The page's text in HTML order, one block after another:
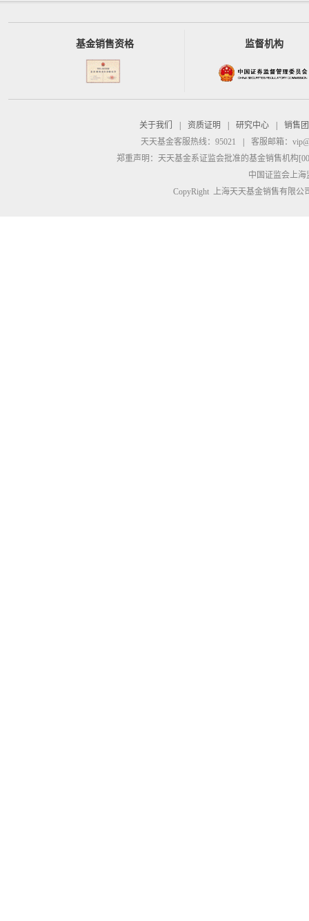
基金销售资格 监督机构
关于我们 资质证明 研究中心
销售
天天基金客服热线：95021
客服邮箱：
郑重声明： 天天基金系证监会批准的基金销售机构
中国证监会上
CopyRight 上海天天基金销售有限